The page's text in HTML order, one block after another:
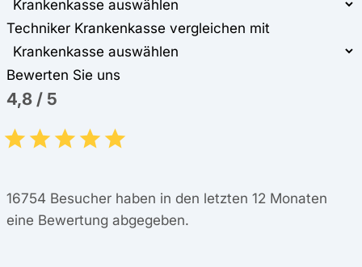
Techniker Krankenkasse vergleichen mit
Bewerten Sie uns
4,8 / 5
16754 Besucher haben in den letzten 12 Monaten
eine Bewertung abgegeben.